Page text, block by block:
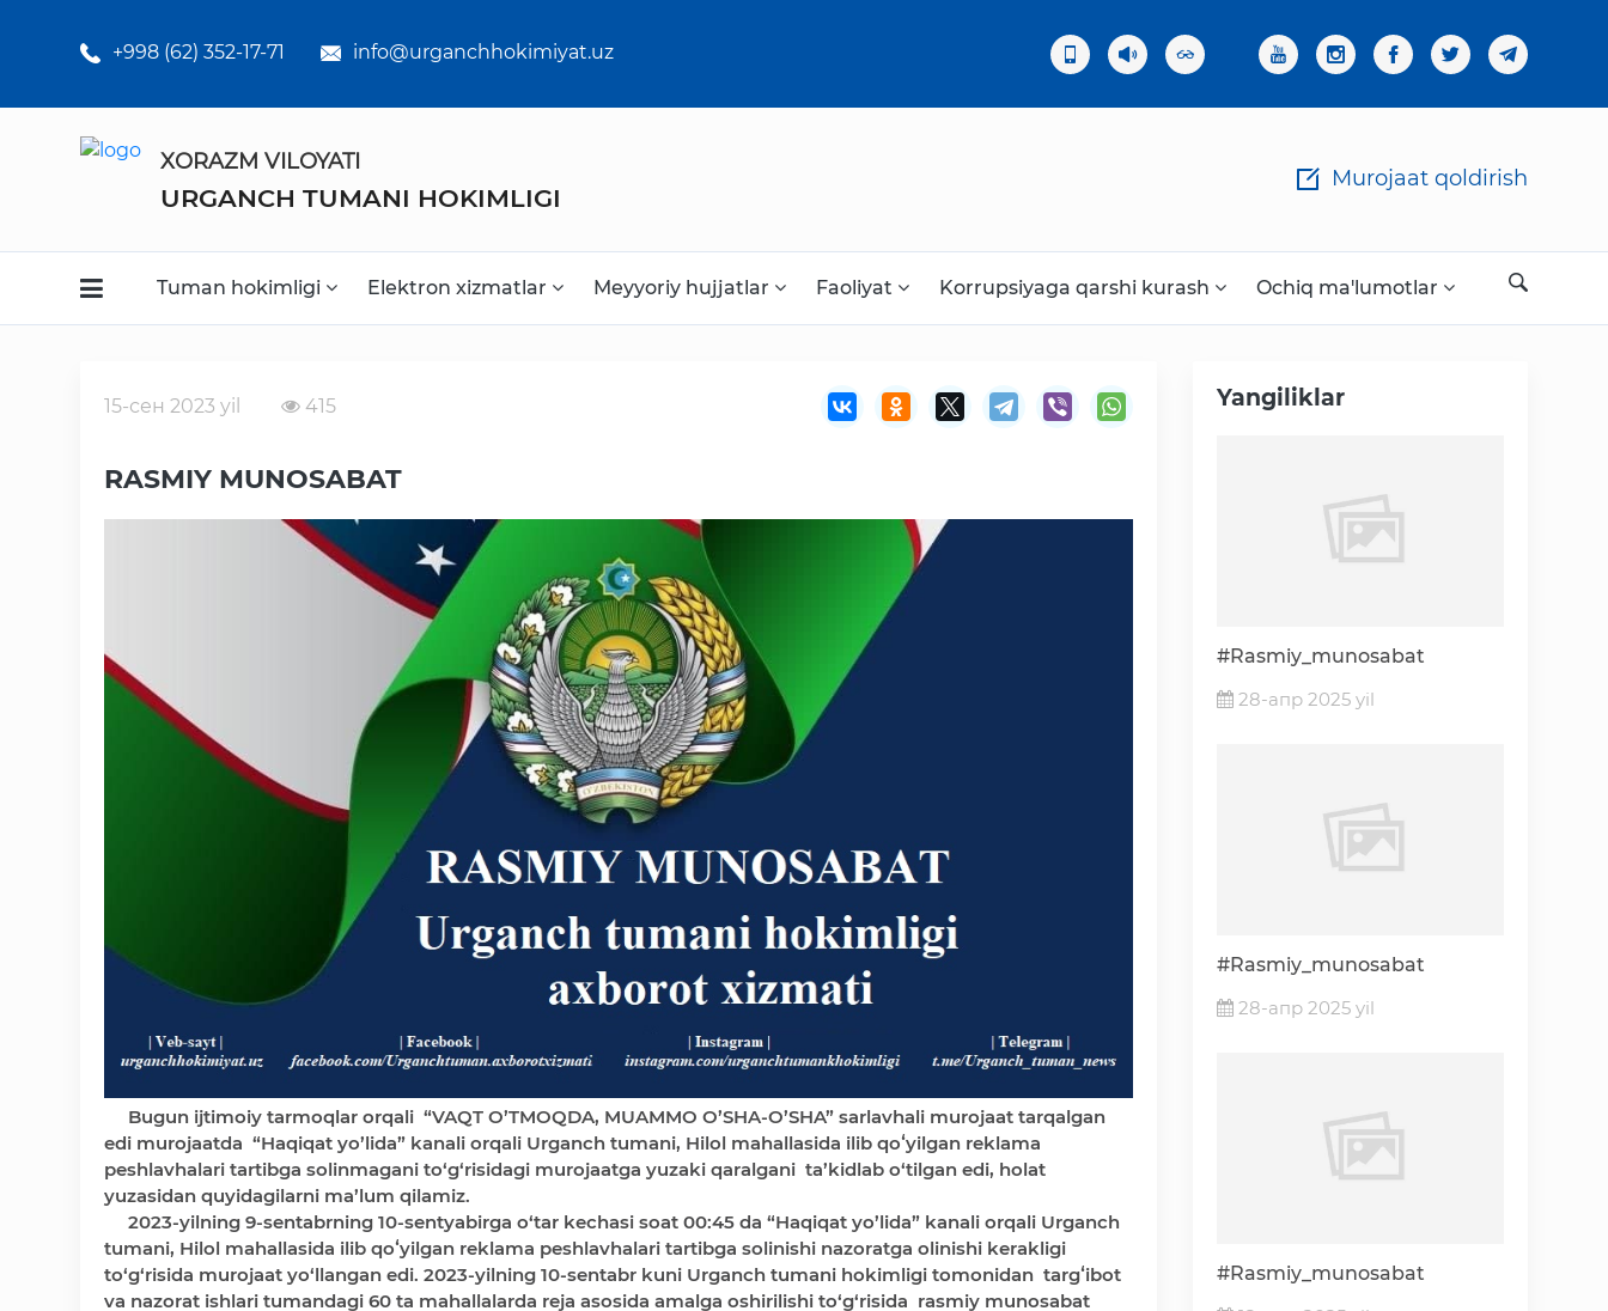
+998 (62) 352-17-71 info@urganchhokimiyat.uz
XORAZM VILOYATI
URGANCH TUMANI HOKIMLIGI
Murojaat qoldirish
Tuman hokimligi Elektron xizmatlar Meyyoriy hujjatlar Faoliyat Korrupsiyaga qarshi kurash Ochiq ma'lumotlar
×
o'rta ta'lim
maktabklar
Kasb-hunar
kollejlari
Media
Statistik va tahliliy axborotlar
Davlat dasturi ijrosi
Sayyor qabullar
Aholi bandligini ta'minlash
Murojaat uchun
Korrupsiyaga qarshi kurashish bo'yicha idoraviy
hujjatlar
Korrupsiyaga qarshi kurashish bo'yicha amalga
oshirayotgan ishlar
«Elektron hukumat» tizimi
Ochiq budjet ma'lumotlar
15-сен 2023 yil 415
RASMIY MUNOSABAT
Bugun ijtimoiy tarmoqlar orqali “VAQT O’TMOQDA, MUAMMO O’SHA-O’SHA” sarlavhali murojaat tarqalgan
edi murojaatda “Haqiqat yo’lida” kanali orqali Urganch tumani, Hilol mahallasida ilib qoʻyilgan reklama
peshlavhalari tartibga solinmagani to‘g‘risidagi murojaatga yuzaki qaralgani ta’kidlab o‘tilgan edi, holat
yuzasidan quyidagilarni ma’lum qilamiz.
2023-yilning 9-sentabrning 10-sentyabirga o‘tar kechasi soat 00:45 da “Haqiqat yo’lida” kanali orqali Urganch
tumani, Hilol mahallasida ilib qoʻyilgan reklama peshlavhalari tartibga solinishi nazoratga olinishi kerakligi
to‘g‘risida murojaat yo‘llangan edi. 2023-yilning 10-sentabr kuni Urganch tumani hokimligi tomonidan targʻibot
va nazorat ishlari tumandagi 60 ta mahallalarda reja asosida amalga oshirilishi to‘g‘risida rasmiy munosabat
Yangiliklar
#Rasmiy_munosabat
28-апр 2025 yil
#Rasmiy_munosabat
28-апр 2025 yil
#Rasmiy_munosabat